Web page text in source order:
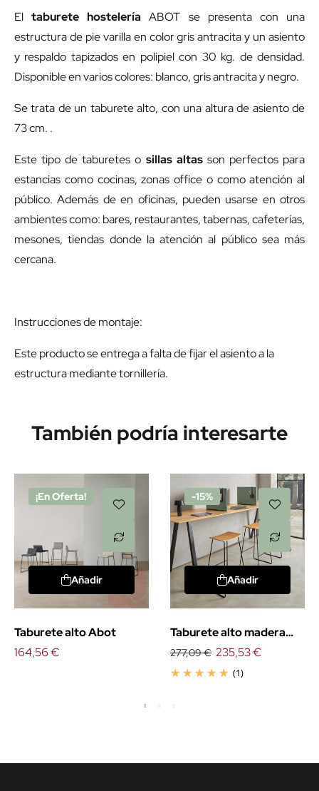
Eltaburete hostelería ABOT se presenta con una
estructura de pie varilla en color gris antracita y un asiento
y respaldo tapizados en polipiel con 30 kg. de densidad.
Disponible en varios colores: blanco, gris antracita y negro.
Se trata de un taburete alto, con una altura de asiento de
73 cm. .
Este tipo de taburetes o sillas altasson perfectos para
estancias como cocinas, zonas office o como atención al
público. Además de en oficinas, pueden usarse en otros
ambientes como: bares, restaurantes, tabernas, cafeterías,
mesones, tiendas donde la atención al público sea más
cercana.
Instrucciones de montaje:
Este producto se entrega a falta de fijar el asiento a la
estructura mediante tornillería.
También podría interesarte
¡En Oferta!
Añadir
Taburete alto Abot
164,56 €
-15%
Añadir
Taburete alto madera
Tao
277,09 €
(1)
235,53 €